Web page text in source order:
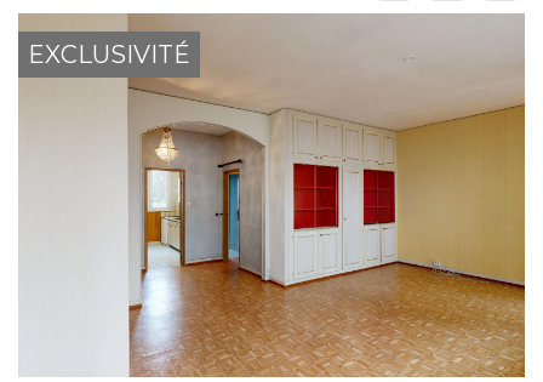
ESPACE CLIENTS
EXCLUSIVITÉ